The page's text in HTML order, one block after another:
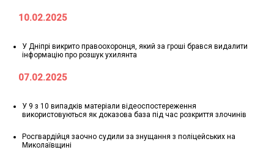
10.02.2025
У Дніпрі викрито правоохоронця, який за гроші брався видалити
інформацію про розшук ухилянта
07.02.2025
У 9 з 10 випадків матеріали відеоспостереження
використовуються як доказова база під час розкриття злочинів
Росгвардійця заочно судили за знущання з поліцейських на
Миколаївщині